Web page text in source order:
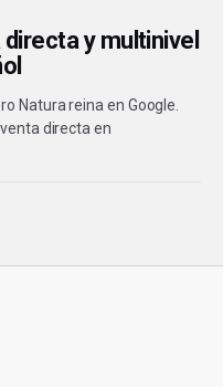
y multinivel
Natura reina en Google.
directa en